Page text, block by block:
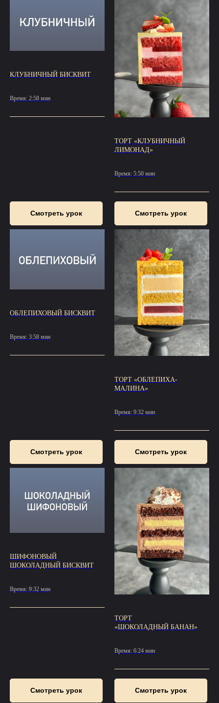
КЛУБНИЧНЫЙ БИСКВИТ
Время: 2:58 мин
Смотреть урок
ТОРТ «КЛУБНИЧНЫЙ
ЛИМОНАД»
Время: 5:50 мин
Смотреть урок
ОБЛЕПИХОВЫЙ БИСКВИТ
Время: 3:58 мин
Смотреть урок
ТОРТ «ОБЛЕПИХА-
МАЛИНА»
Время: 9:32 мин
Смотреть урок
ШИФОНОВЫЙ
ШОКОЛАДНЫЙ БИСКВИТ
Время: 9:32 мин
Смотреть урок
ТОРТ
«ШОКОЛАДНЫЙ БАНАН»
Время: 6:24 мин
Смотреть урок